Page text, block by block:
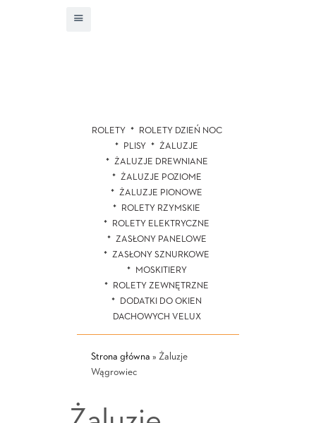
ROLETY
ROLETY DZIEŃ NOC
PLISY
ŻALUZJE
ŻALUZJE DREWNIANE
ŻALUZJE POZIOME
ŻALUZJE PIONOWE
ROLETY RZYMSKIE
ROLETY ELEKTRYCZNE
ZASŁONY PANELOWE
ZASŁONY SZNURKOWE
MOSKITIERY
ROLETY ZEWNĘTRZNE
DODATKI DO OKIEN
DACHOWYCH VELUX
Strona główna » Żaluzje
Wągrowiec